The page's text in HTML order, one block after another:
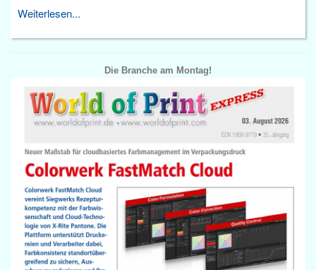
Weiterlesen...
Die Branche am Montag!